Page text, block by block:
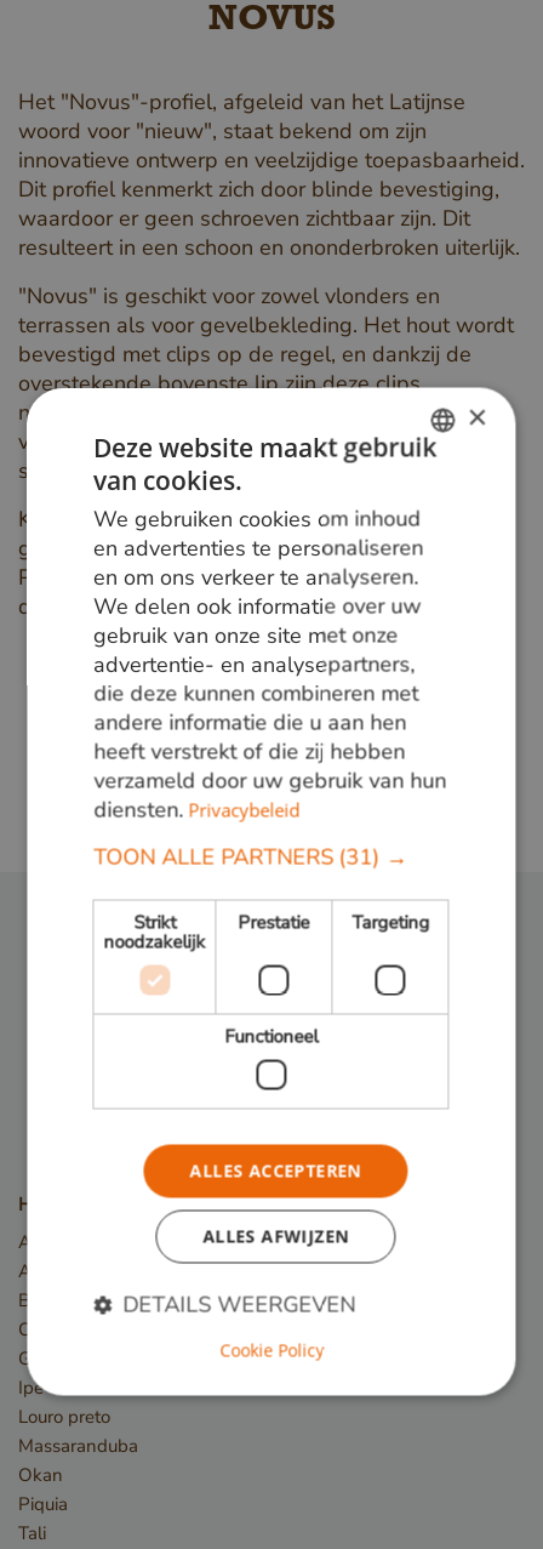
NOVUS
Het "Novus"-profiel, afgeleid van het Latijnse
woord voor "nieuw", staat bekend om zijn
innovatieve ontwerp en veelzijdige toepasbaarheid.
Dit profiel kenmerkt zich door blinde bevestiging,
waardoor er geen schroeven zichtbaar zijn. Dit
resulteert in een schoon en ononderbroken uiterlijk.
"Novus" is geschikt voor zowel vlonders en
terrassen als voor gevelbekleding. Het hout wordt
bevestigd met clips op de regel, en dankzij de
overstekende bovenste lip zijn deze clips
nauwelijks zichtbaar. Dit zorgt voor een nette en
verfijnde afwerking die goed past bij moderne
stijlen in hout.
Kies voor "Novus" en geniet van een profiel dat
gebruiksvriendelijk en esthetisch aantrekkelijk is.
Perfect voor verschillende toepassingen, met
dezelfde stijl.
Volg ons:
Houtsoorten
Angelim Vermelho
Azobé
Basralocus
Cumaru
Guariuba
Ipé
Louro preto
Massaranduba
Okan
Piquia
Tali
GERMAN
ENGLISH
×
Deze website maakt gebruik
van cookies.
We gebruiken cookies om inhoud
en advertenties te personaliseren
en om ons verkeer te analyseren.
We delen ook informatie over uw
gebruik van onze site met onze
advertentie- en analysepartners,
die deze kunnen combineren met
andere informatie die u aan hen
heeft verstrekt of die zij hebben
verzameld door uw gebruik van hun
diensten. Privacybeleid
TOON ALLE PARTNERS (31) →
Strikt
noodzakelijk
Prestatie Targeting
Functioneel
ALLES ACCEPTEREN
ALLES AFWIJZEN
DETAILS WEERGEVEN
Cookie Policy